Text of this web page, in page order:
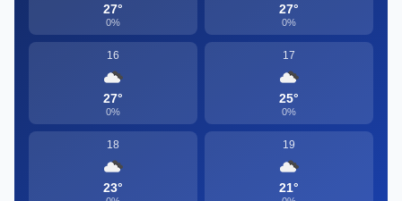
27°
0%
27°
0%
16
27°
0%
17
25°
0%
18
23°
19
21°